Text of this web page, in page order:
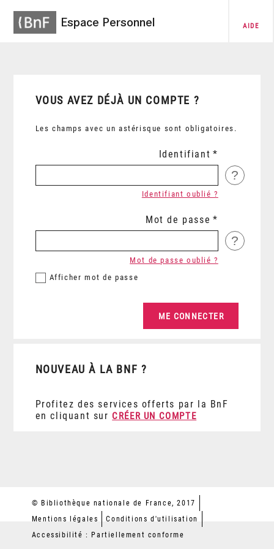
Espace Personnel AIDE
VOUS AVEZ DÉJÀ UN COMPTE ?
Les champs avec un astérisque sont obligatoires.
Identifiant
?
Identifiant oublié ?
Mot de passe
?
Afficher mot de passe
Mot de passe oublié ?
NOUVEAU À LA BNF ?
Profitez des services offerts par la BnF
en cliquant sur CRÉER UN COMPTE
© Bibliothèque nationale de France, 2017
Mentions légales
Conditions d'utilisation
Accessibilité : Partiellement conforme